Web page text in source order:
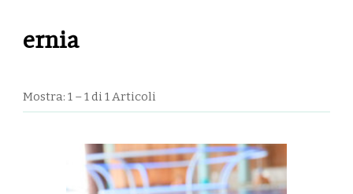
ernia
Mostra: 1 – 1 di 1 Articoli